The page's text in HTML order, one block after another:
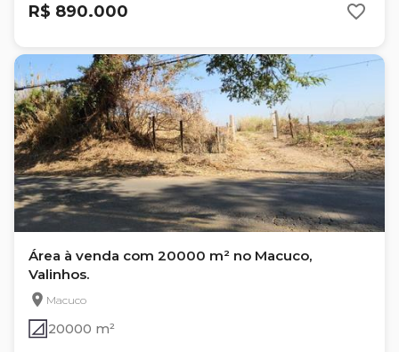
R$ 890.000
Área à venda com 20000 m² no Macuco,
Valinhos.
Macuco
20000 m²